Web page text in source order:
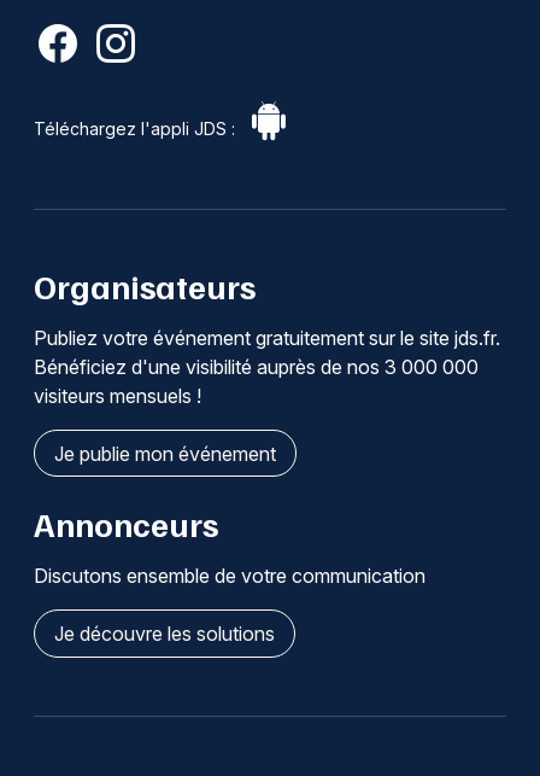
Téléchargez l'appli JDS :
Organisateurs
Publiez votre événement gratuitement sur le site jds.fr.
Bénéficiez d'une visibilité auprès de nos 3 000 000
visiteurs mensuels !
Je publie mon événement
Annonceurs
Discutons ensemble de votre communication
Je découvre les solutions